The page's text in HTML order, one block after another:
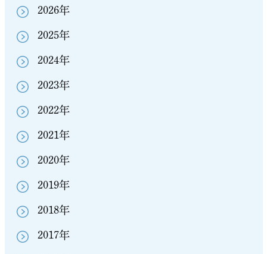
2026年
2025年
2024年
2023年
2022年
2021年
2020年
2019年
2018年
2017年